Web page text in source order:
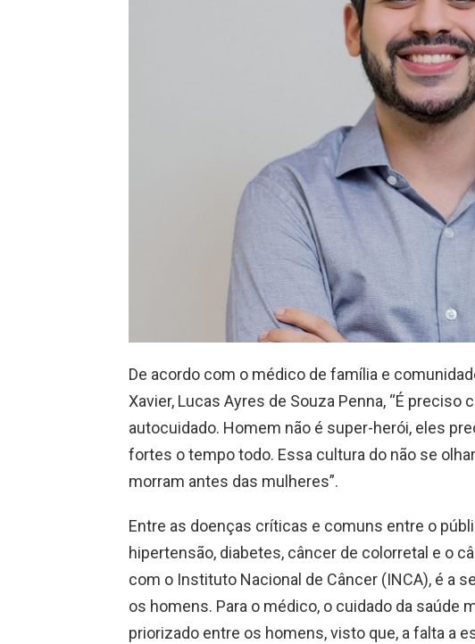
De acordo com o médico de família e
Xavier, Lucas Ayres de Souza Penna, “É
autocuidado. Homem não é super-herói, eles
fortes o tempo todo. Essa cultura do não se
morram antes das mulheres”.
Entre as doenças críticas e comuns entre o
hipertensão, diabetes, câncer de colorretal e o
com o Instituto Nacional de Câncer (INCA), é a
os homens. Para o médico, o cuidado da saúde
priorizado entre os homens, visto que, a falta a